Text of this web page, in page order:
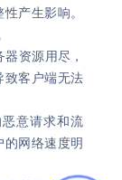
产生影响。
资源用尽，
致客户端无法
意请求和流
网络速度明